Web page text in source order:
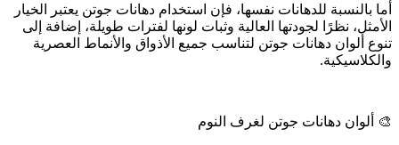
أما بالنسبة للدهانات نفسها، فإن استخدام دهانات جوتن يعتبر الخيار
الأمثل، نظرًا لجودتها العالية وثبات لونها لفترات طويلة، إضافة إلى
تنوع ألوان دهانات جوتن لتناسب جميع الأذواق والأنماط العصرية
والكلاسيكية.
🎨 ألوان دهانات جوتن لغرف النوم